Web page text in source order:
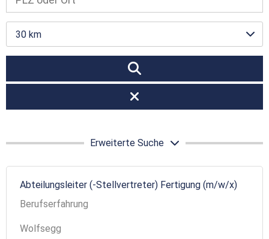
30 km
Erweiterte Suche
Abteilungsleiter (-Stellvertreter) Fertigung (m/w/x)
Berufserfahrung
Wolfsegg